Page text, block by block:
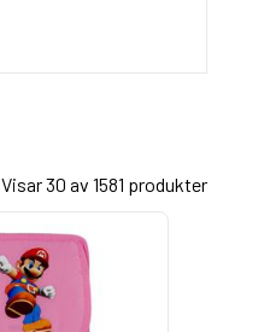
Visar 30 av 1581 produkter